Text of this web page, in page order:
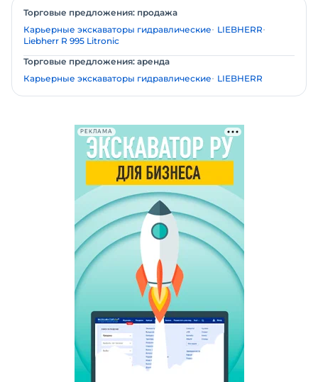
Торговые предложения: продажа
Карьерные экскаваторы гидравлические
LIEBHERR
Liebherr R 995 Litronic
Торговые предложения: аренда
Карьерные экскаваторы гидравлические
LIEBHERR
РЕКЛАМА